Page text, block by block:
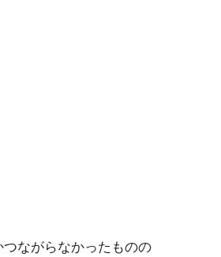
ながらなかったものの